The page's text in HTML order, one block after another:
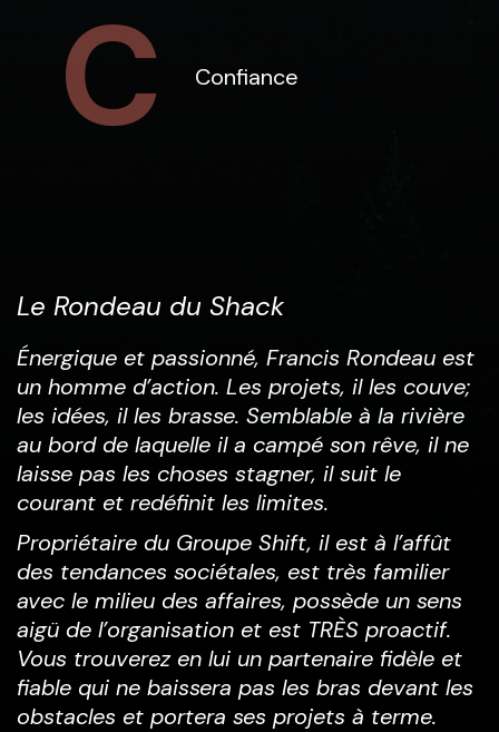
Confiance
Le Rondeau du Shack
Énergique et passionné, Francis Rondeau est
un homme d’action. Les projets, il les couve;
les idées, il les brasse. Semblable à la rivière
au bord de laquelle il a campé son rêve, il ne
laisse pas les choses stagner, il suit le
courant et redéfinit les limites.
Propriétaire du Groupe Shift, il est à l’affût
des tendances sociétales, est très familier
avec le milieu des affaires, possède un sens
aigü de l’organisation et est TRÈS proactif.
Vous trouverez en lui un partenaire fidèle et
fiable qui ne baissera pas les bras devant les
obstacles et portera ses projets à terme.